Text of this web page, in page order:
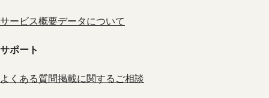
サービス概要データについて
サポート
よくある質問掲載に関するご相談